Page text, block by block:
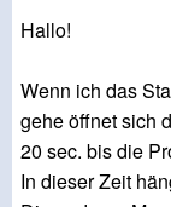
Hallo!
Wenn ich das
gehe öffnet sich
20 sec. bis die
In dieser Zeit